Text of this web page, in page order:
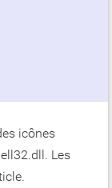
icônes
Les